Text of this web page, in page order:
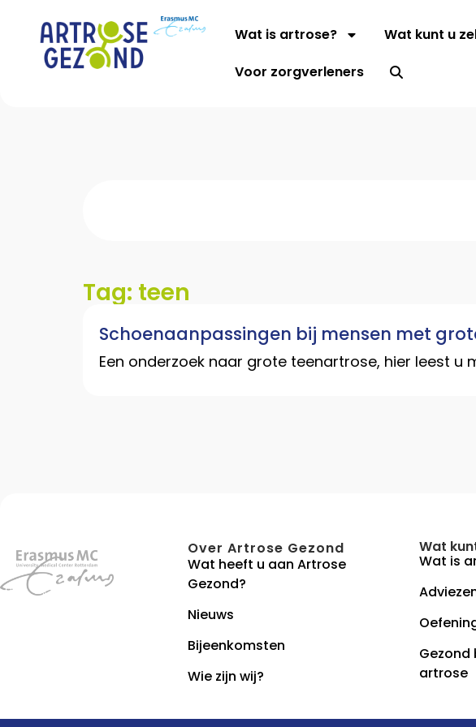
Wat is artrose? Wat kunt u
Voor zorgverleners
Tag: teen
Schoenaanpassingen bij mensen met
Een onderzoek naar grote teenartrose, hier leest u
Over Artrose Gezond
Wat heeft u aan Artrose
Gezond?
Nieuws
Bijeenkomsten
Wie zijn wij?
Wat
Wat is
Gezond
artrose